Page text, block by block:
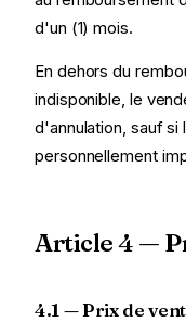
d'un (1) mois.
En dehors du
indisponible, le
d'annulation, sauf
personnellement
Article 4 —
4.1 — Prix de